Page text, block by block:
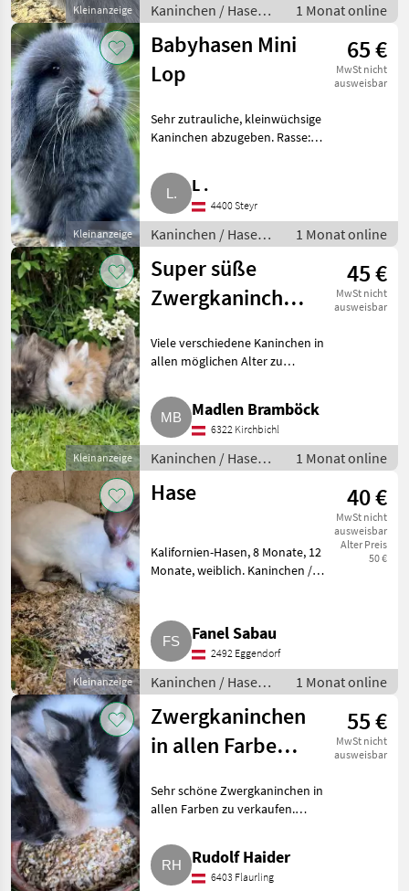
Kleinanzeige
Kaninchen / Hasen /
Jungkaninchen
1 Monat online
Kleinanzeige
Babyhasen Mini
Lop
65 €
MwSt nicht
ausweisbar
Sehr zutrauliche, kleinwüchsige
Kaninchen abzugeben. Rasse:
Jungkaninchen
L .
4400 Steyr
Kaninchen / Hasen /
Jungkaninchen
1 Monat online
Kleinanzeige
Super süße
Zwergkaninchen
Farbenzwerge)
45 €
MwSt nicht
ausweisbar
Viele verschiedene Kaninchen in
allen möglichen Alter zu
Farbenzwerg, männlich,
weiblich, ab 8 Wochen.
Kaninchen / Hasen
Jungkaninchen
Madlen Bramböck
6322 Kirchbichl
Kaninchen / Hasen /
Jungkaninchen
1 Monat online
Kleinanzeige
Hase 40 €
MwSt nicht
ausweisbar
Alter Preis
50 €
Kalifornien-Hasen, 8 Monate, 12
Monate, weiblich. Kaninchen /
Fanel Sabau
2492 Eggendorf
Kaninchen / Hasen /
Jungkaninchen
1 Monat online
Zwergkaninchen
in allen Farben
55 €
MwSt nicht
ausweisbar
Sehr schöne Zwergkaninchen in
allen Farben zu verkaufen.
habe ich derzeit zu vergeben.
Auch Vorbestellungen jederzeit
möglich. Die sehr za
Rudolf Haider
6403 Flaurling